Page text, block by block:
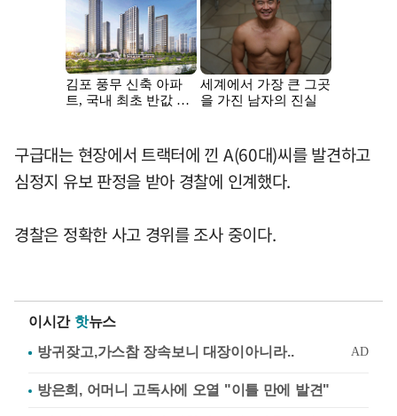
구급대는 현장에서 트랙터에 낀 A(60대)씨를 발견하고
심정지 유보 판정을 받아 경찰에 인계했다.
경찰은 정확한 사고 경위를 조사 중이다.
이시간 핫뉴스
방은희, 어머니 고독사에 오열 "이틀 만에 발견"